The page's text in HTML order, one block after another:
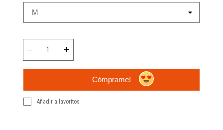
Cómprame!
Añadir a favoritos